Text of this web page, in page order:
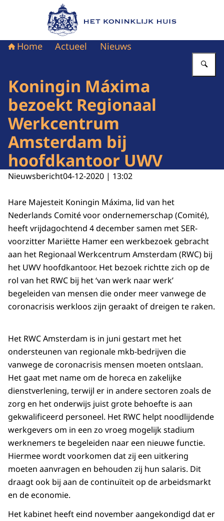
Naar de homepage van Het Koninklijk Huis
Home Actueel Nieuws
Koningin Máxima
bezoekt Regionaal
Werkcentrum
Amsterdam bij
hoofdkantoor UWV
Nieuwsbericht04-12-2020 | 13:02
Hare Majesteit Koningin Máxima, lid van het
Nederlands Comité voor ondernemerschap (Comité),
heeft vrijdagochtend 4 december samen met SER-
voorzitter Mariëtte Hamer een werkbezoek gebracht
aan het Regionaal Werkcentrum Amsterdam (RWC) bij
het UWV hoofdkantoor. Het bezoek richtte zich op de
rol van het RWC bij het ‘van werk naar werk’
begeleiden van mensen die onder meer vanwege de
coronacrisis werkloos zijn geraakt of dreigen te raken.
Het RWC Amsterdam is in juni gestart met het
ondersteunen van regionale mkb-bedrijven die
vanwege de coronacrisis mensen moeten ontslaan.
Het gaat met name om de horeca en zakelijke
dienstverlening, terwijl er in andere sectoren zoals de
zorg en het onderwijs juist grote behoefte is aan
gekwalificeerd personeel. Het RWC helpt noodlijdende
werkgevers om in een zo vroeg mogelijk stadium
werknemers te begeleiden naar een nieuwe functie.
Hiermee wordt voorkomen dat zij een uitkering
moeten aanvragen en behouden zij hun salaris. Dit
draagt ook bij aan de continuïteit op de arbeidsmarkt
en de economie.
Het kabinet heeft eind november aangekondigd dat er